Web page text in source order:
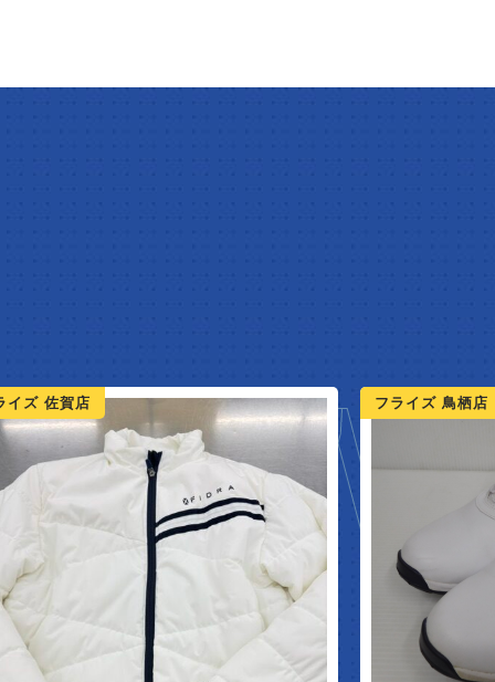
イズ 鳥栖店 フライズ 佐賀店